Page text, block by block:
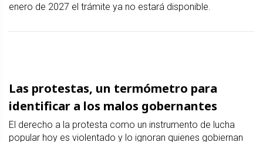
enero de 2027 el trámite ya no estará disponible.
Las protestas, un termómetro para
identificar a los malos gobernantes
El derecho a la protesta como un instrumento de lucha
popular hoy es violentado y lo ignoran quienes gobiernan